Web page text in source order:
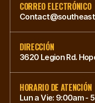
CORREO ELECTRÓNICO
DIRECCIÓN
3620 Legion Rd.
HORARIO DE ATENCIÓN
Lun a Vie: 9:00am -